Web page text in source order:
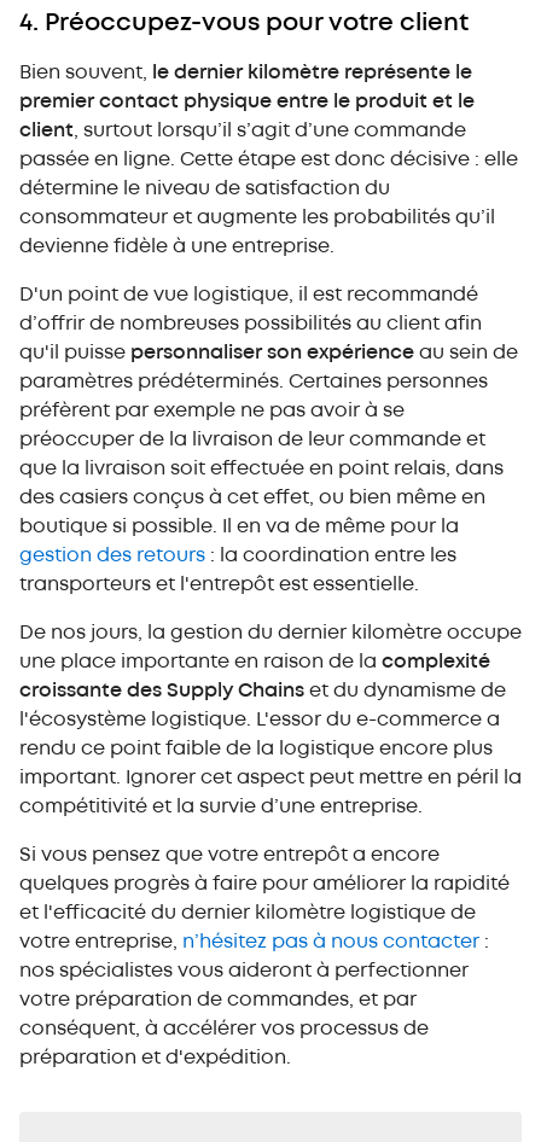
4. Préoccupez-vous pour votre client
Bien souvent, le dernier kilomètre représente le
premier contact physique entre le produit et le
client, surtout lorsqu’il s’agit d’une commande
passée en ligne. Cette étape est donc décisive : elle
détermine le niveau de satisfaction du
consommateur et augmente les probabilités qu’il
devienne fidèle à une entreprise.
D'un point de vue logistique, il est recommandé
d’offrir de nombreuses possibilités au client afin
qu'il puisse personnaliser son expérience au sein de
paramètres prédéterminés. Certaines personnes
préfèrent par exemple ne pas avoir à se
préoccuper de la livraison de leur commande et
que la livraison soit effectuée en point relais, dans
des casiers conçus à cet effet, ou bien même en
boutique si possible. Il en va de même pour la
gestion des retours : la coordination entre les
transporteurs et l'entrepôt est essentielle.
De nos jours, la gestion du dernier kilomètre occupe
une place importante en raison de la complexité
croissante des Supply Chains et du dynamisme de
l'écosystème logistique. L'essor du e-commerce a
rendu ce point faible de la logistique encore plus
important. Ignorer cet aspect peut mettre en péril la
compétitivité et la survie d’une entreprise.
Si vous pensez que votre entrepôt a encore
quelques progrès à faire pour améliorer la rapidité
et l'efficacité du dernier kilomètre logistique de
votre entreprise, n’hésitez pas à nous contacter :
nos spécialistes vous aideront à perfectionner
votre préparation de commandes, et par
conséquent, à accélérer vos processus de
préparation et d'expédition.